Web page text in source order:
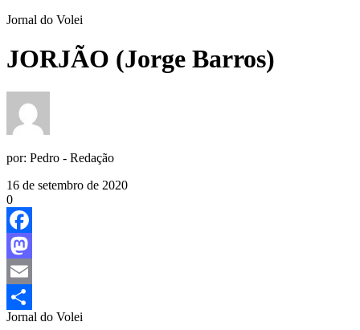
Jornal do Volei
JORJÃO (Jorge Barros)
por: Pedro - Redação
16 de setembro de 2020
0
Facebook
Mastodon
Email
Share
Jornal do Volei